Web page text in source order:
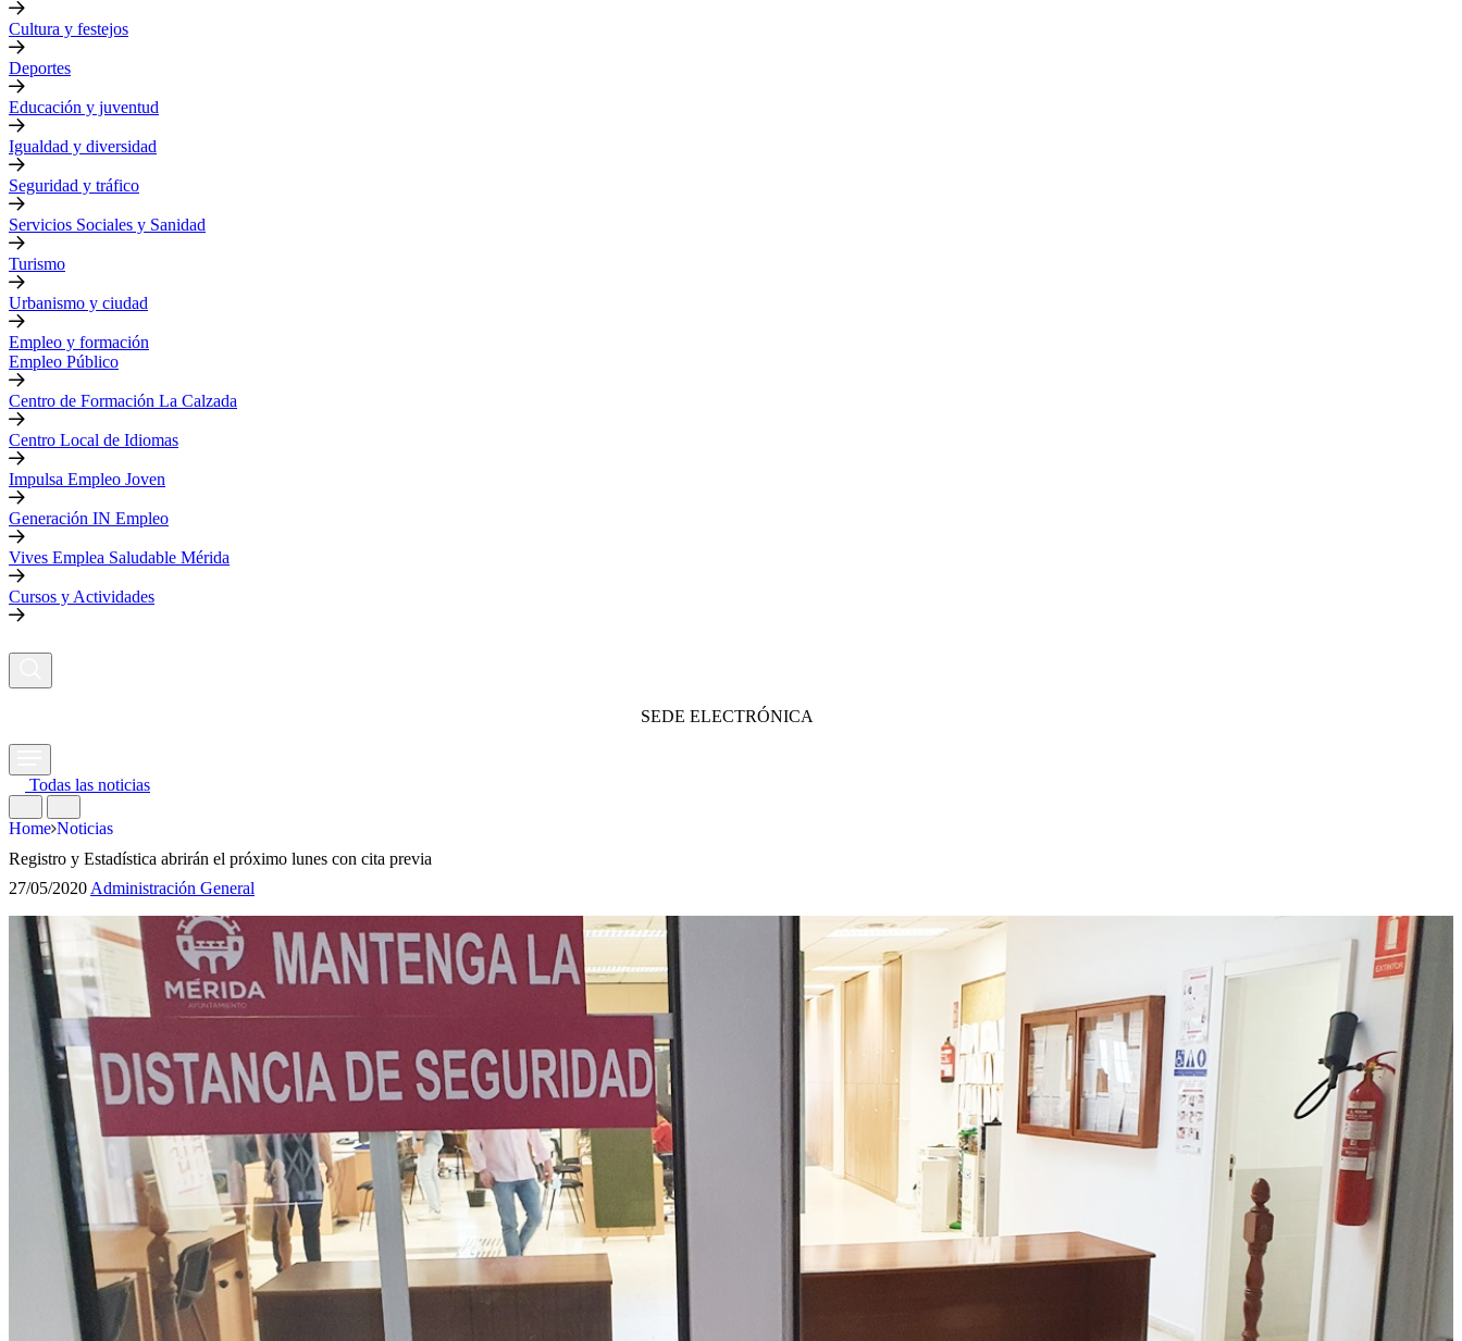
Cultura y festejos
Deportes
Educación y juventud
Igualdad y diversidad
Seguridad y tráfico
Servicios Sociales y Sanidad
Turismo
Urbanismo y ciudad
Empleo y formación
Empleo Público
Centro de Formación La Calzada
Centro Local de Idiomas
Impulsa Empleo Joven
Generación IN Empleo
Vives Emplea Saludable Mérida
Cursos y Actividades
SEDE ELECTRÓNICA
Todas las noticias
Home Noticias
Registro y Estadística abrirán el próximo lunes con cita previa
27/05/2020Administración General